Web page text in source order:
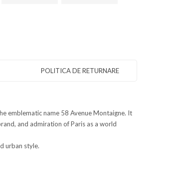
POLITICA DE RETURNARE
emblematic name 58 Avenue Montaigne. It
and admiration of Paris as a world
urban style.